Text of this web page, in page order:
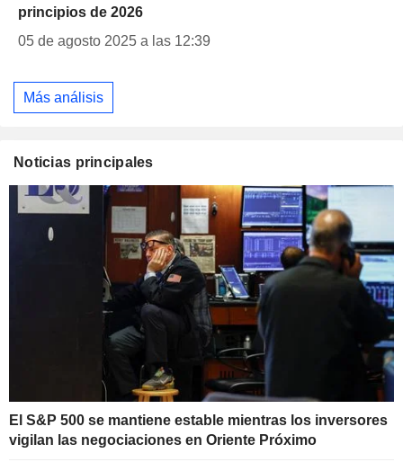
principios de 2026
05 de agosto 2025 a las 12:39
Más análisis
Noticias principales
El S&P 500 se mantiene estable mientras los inversores
vigilan las negociaciones en Oriente Próximo